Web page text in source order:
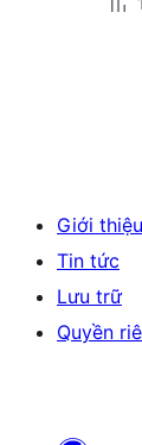
Giới thiệu
Tin tức
Lưu trữ
Quyền